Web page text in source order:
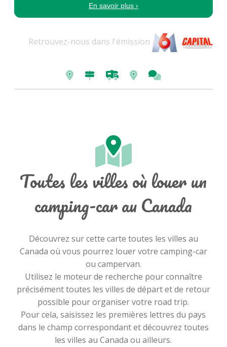
En savoir plus ›
Retrouvez-nous dans l'émission
Toutes les villes où louer un
camping-car au Canada
Découvrez sur cette carte toutes les villes au
Canada où vous pourrez louer votre camping-car
ou campervan.
Utilisez le moteur de recherche pour connaître
précisément toutes les villes de départ et de retour
possible pour organiser votre road trip.
Pour cela, saisissez les premières lettres du pays
dans le champ correspondant et découvrez toutes
les villes au Canada ou ailleurs.